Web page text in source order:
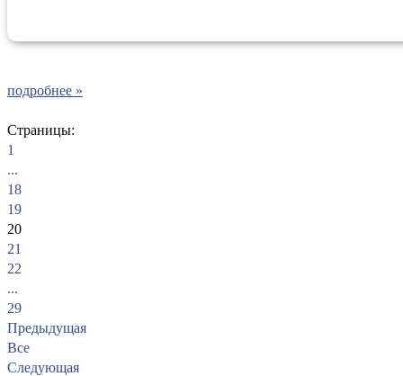
подробнее »
Страницы:
1
...
18
19
20
21
22
...
29
Предыдущая
Все
Следующая